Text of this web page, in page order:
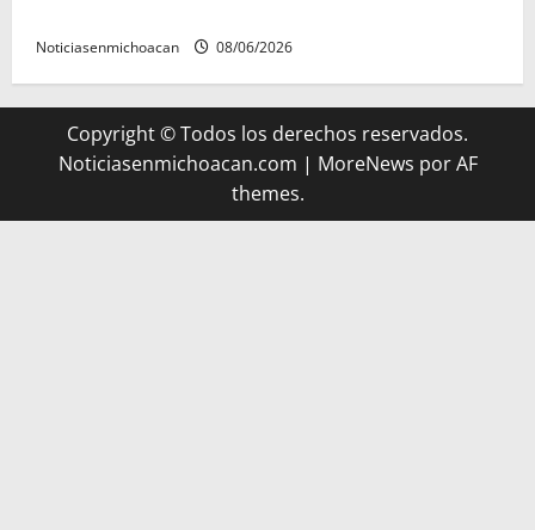
Noticiasenmichoacan 08/06/2026
Copyright © Todos los derechos reservados.
Noticiasenmichoacan.com | MoreNews por AF
themes.